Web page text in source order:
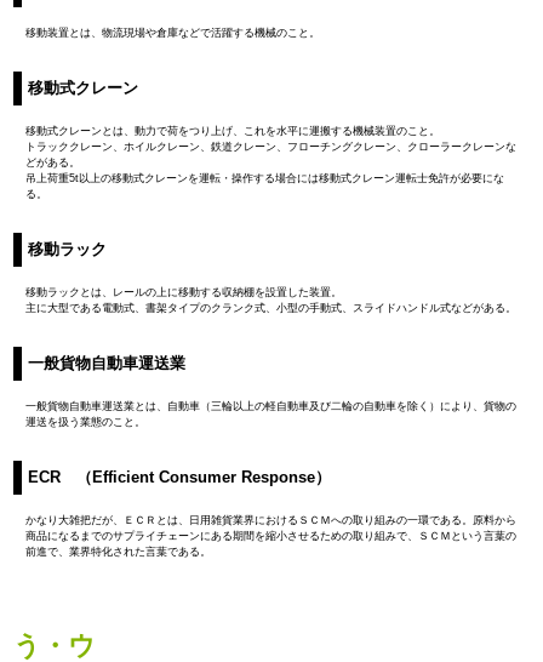
移動装置とは、物流現場や倉庫などで活躍する機械のこと。
移動式クレーン
移動式クレーンとは、動力で荷をつり上げ、これを水平に運搬する機械装置のこと。
トラッククレーン、ホイルクレーン、鉄道クレーン、フローチングクレーン、クローラークレーンな
どがある。
吊上荷重5t以上の移動式クレーンを運転・操作する場合には移動式クレーン運転士免許が必要にな
る。
移動ラック
移動ラックとは、レールの上に移動する収納棚を設置した装置。
主に大型である電動式、書架タイプのクランク式、小型の手動式、スライドハンドル式などがある。
一般貨物自動車運送業
一般貨物自動車運送業とは、自動車（三輪以上の軽自動車及び二輪の自動車を除く）により、貨物の
運送を扱う業態のこと。
ECR （Efficient Consumer Response）
かなり大雑把だが、 ＥＣＲ とは、日用雑貨業界におけるＳＣＭへの取り組みの一環である。原料から
商品になるまでのサプライチェーンにある期間を縮小させるための取り組みで、ＳＣＭという言葉の
前進で、業界特化された言葉である。
う・ウ